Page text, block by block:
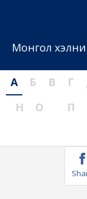
Монгол
А Б В Г
Н
О П